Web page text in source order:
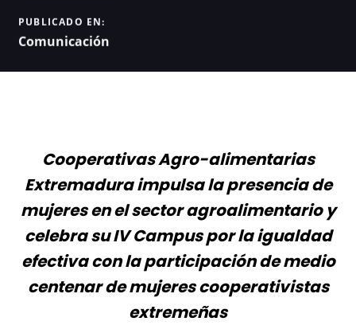
PUBLICADO EN:
Comunicación
Cooperativas Agro-alimentarias
Extremadura impulsa la presencia de
mujeres en el sector agroalimentario y
celebra su IV Campus por la igualdad
efectiva con la participación de medio
centenar de mujeres cooperativistas
extremeñas